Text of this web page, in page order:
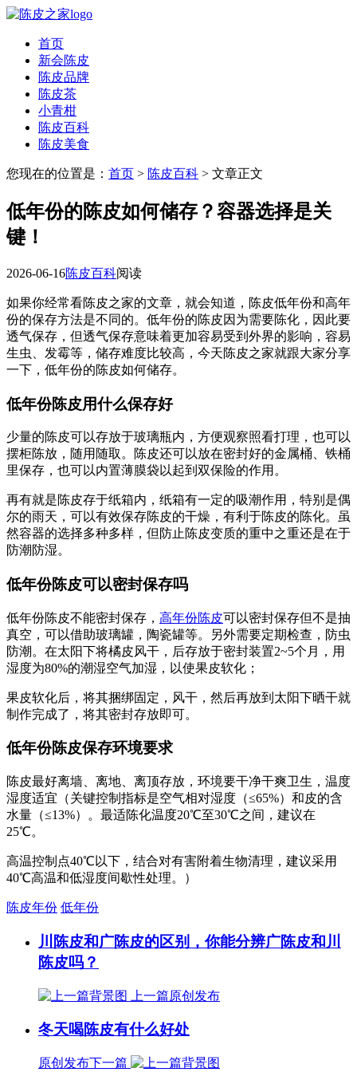
首页
新会陈皮
陈皮品牌
陈皮茶
小青柑
陈皮百科
陈皮美食
您现在的位置是： 首页 > 陈皮百科 > 文章正文
低年份的陈皮如何储存？容器选择是关
键！
2026-06-16陈皮百科阅读
如果你经常看陈皮之家的文章，就会知道，陈皮低年份和高年
份的保存方法是不同的。低年份的陈皮因为需要陈化，因此要
透气保存，但透气保存意味着更加容易受到外界的影响，容易
生虫、发霉等，储存难度比较高，今天陈皮之家就跟大家分享
一下，低年份的陈皮如何储存。
低年份陈皮用什么保存好
少量的陈皮可以存放于玻璃瓶内，方便观察照看打理，也可以
摆柜陈放，随用随取。陈皮还可以放在密封好的金属桶、铁桶
里保存，也可以内置薄膜袋以起到双保险的作用。
再有就是陈皮存于纸箱内，纸箱有一定的吸潮作用，特别是偶
尔的雨天，可以有效保存陈皮的干燥，有利于陈皮的陈化。虽
然容器的选择多种多样，但防止陈皮变质的重中之重还是在于
防潮防湿。
低年份陈皮可以密封保存吗
低年份陈皮不能密封保存， 高年份陈皮可以密封保存但不是抽
真空，可以借助玻璃罐，陶瓷罐等。另外需要定期检查，防虫
防潮。在太阳下将橘皮风干，后存放于密封装置2~5个月，用
湿度为80%的潮湿空气加湿，以使果皮软化；
果皮软化后，将其捆绑固定，风干，然后再放到太阳下晒干就
制作完成了，将其密封存放即可。
低年份陈皮保存环境要求
陈皮最好离墙、离地、离顶存放，环境要干净干爽卫生，温度
湿度适宜（关键控制指标是空气相对湿度（≤65%）和皮的含
水量（≤13%）。最适陈化温度20℃至30℃之间，建议在
25℃。
高温控制点40℃以下，结合对有害附着生物清理，建议采用
40℃高温和低湿度间歇性处理。）
陈皮年份 低年份
川陈皮和广陈皮的区别，你能分辨广陈皮和川
陈皮吗？
上一篇原创发布
冬天喝陈皮有什么好处
原创发布下一篇